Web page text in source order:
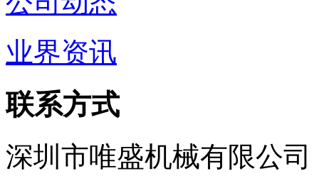
业界资讯
联系方式
深圳市唯盛机械有限公司